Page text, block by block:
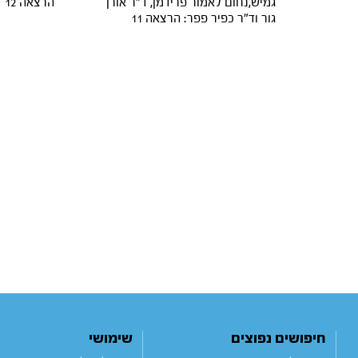
גור וד"ר כפיר פפר: הרצאה 11
חיפושים נפוצים שימושי